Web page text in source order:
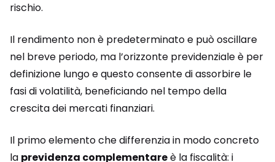
rischio.
Il rendimento non è predeterminato e può oscillare
nel breve periodo, ma l’orizzonte previdenziale è per
definizione lungo e questo consente di assorbire le
fasi di volatilità, beneficiando nel tempo della
crescita dei mercati finanziari.
Il primo elemento che differenzia in modo concreto
la previdenza complementareè la fiscalità: i